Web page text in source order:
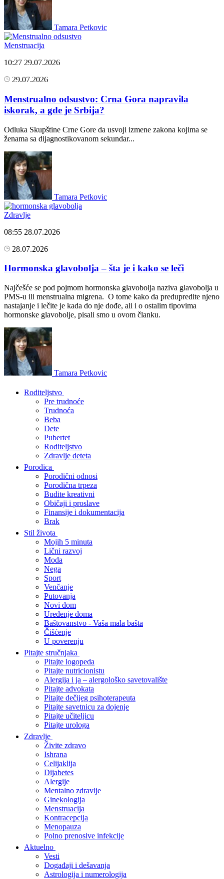
Tamara Petkovic
Menstruacija
10:27 29.07.2026
29.07.2026
Menstrualno odsustvo: Crna Gora napravila
iskorak, a gde je Srbija?
Odluka Skupštine Crne Gore da usvoji izmene zakona kojima se
ženama sa dijagnostikovanom sekundar...
Tamara Petkovic
Zdravlje
08:55 28.07.2026
28.07.2026
Hormonska glavobolja – šta je i kako se leči
Najčešće se pod pojmom hormonska glavobolja naziva glavobolja u
PMS-u ili menstrualna migrena. O tome kako da predupredite njeno
nastajanje i lečite je kada do nje dođe, ali i o ostalim tipovima
hormonske glavobolje, pisali smo u ovom članku.
Tamara Petkovic
Roditeljstvo
Pre trudnoće
Trudnoća
Beba
Dete
Pubertet
Roditeljstvo
Zdravlje deteta
Porodica
Porodični odnosi
Porodična trpeza
Budite kreativni
Običaji i proslave
Finansije i dokumentacija
Brak
Stil života
Mojih 5 minuta
Lični razvoj
Moda
Nega
Sport
Venčanje
Putovanja
Novi dom
Uređenje doma
Baštovanstvo - Vaša mala bašta
Čišćenje
U poverenju
Pitajte stručnjaka
Pitajte logopeda
Pitajte nutricionistu
Alergija i ja – alergološko savetovalište
Pitajte advokata
Pitajte dečijeg psihoterapeuta
Pitajte savetnicu za dojenje
Pitajte učiteljicu
Pitajte urologa
Zdravlje
Živite zdravo
Ishrana
Celijaklija
Dijabetes
Alergije
Mentalno zdravlje
Ginekologija
Menstruacija
Kontracepcija
Menopauza
Polno prenosive infekcije
Aktuelno
Vesti
Događaji i dešavanja
Astrologija i numerologija